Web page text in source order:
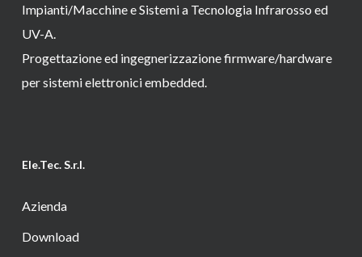
Impianti/Macchine e Sistemi a Tecnologia Infrarosso ed
UV-A.
Progettazione ed ingegnerizzazione firmware/hardware
per sistemi elettronici embedded.
Ele.Tec. S.r.l.
Azienda
Download